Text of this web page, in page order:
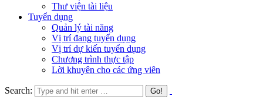
Thư viện tài liệu
Tuyển dụng
Quản lý tài năng
Vị trí đang tuyển dụng
Vị trí dự kiến tuyển dụng
Chương trình thực tập
Lời khuyên cho các ứng viên
Search: